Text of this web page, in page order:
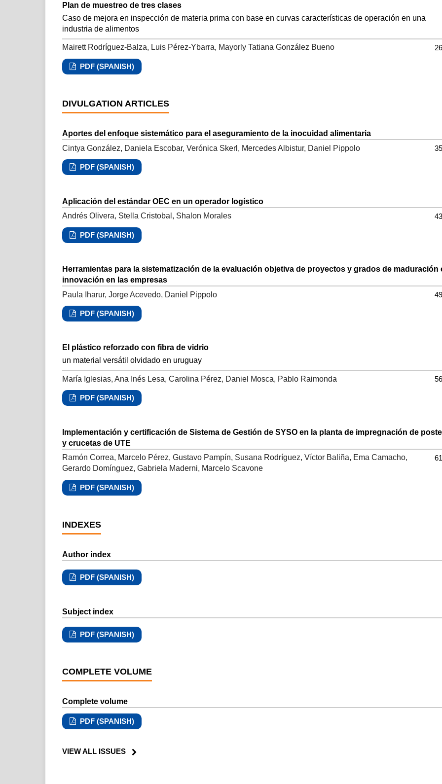
Plan de muestreo de tres clases
Caso de mejora en inspección de materia prima con base en curvas características de operación en una
industria de alimentos
Mairett Rodríguez-Balza, Luis Pérez-Ybarra, Mayorly Tatiana González Bueno
PDF (SPANISH)
DIVULGATION ARTICLES
Aportes del enfoque sistemático para el aseguramiento de la inocuidad alimentaria
Cintya González, Daniela Escobar, Verónica Skerl, Mercedes Albistur, Daniel Pippolo
PDF (SPANISH)
Aplicación del estándar OEC en un operador logístico
Andrés Olivera, Stella Cristobal, Shalon Morales
PDF (SPANISH)
Herramientas para la sistematización de la evaluación objetiva de proyectos y grados de maduración
innovación en las empresas
Paula Iharur, Jorge Acevedo, Daniel Pippolo
PDF (SPANISH)
El plástico reforzado con fibra de vidrio
un material versátil olvidado en uruguay
María Iglesias, Ana Inés Lesa, Carolina Pérez, Daniel Mosca, Pablo Raimonda
PDF (SPANISH)
Implementación y certificación de Sistema de Gestión de SYSO en la planta de impregnación de
y crucetas de UTE
Ramón Correa, Marcelo Pérez, Gustavo Pampín, Susana Rodríguez, Víctor Baliña, Ema Camacho,
Gerardo Domínguez, Gabriela Maderni, Marcelo Scavone
PDF (SPANISH)
INDEXES
Author index
PDF (SPANISH)
Subject index
PDF (SPANISH)
COMPLETE VOLUME
Complete volume
PDF (SPANISH)
VIEW ALL ISSUES